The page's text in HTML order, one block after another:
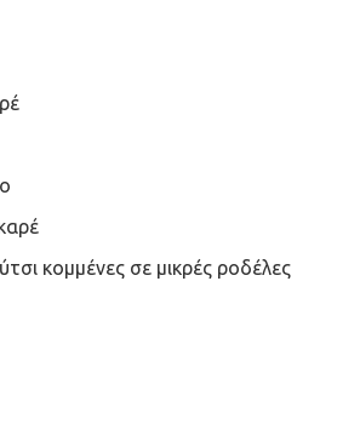
κομμένες σε μικρές ροδέλες